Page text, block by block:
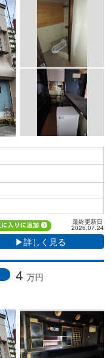
最終更新日
2026.07.24
▶詳しく見る
4 万円